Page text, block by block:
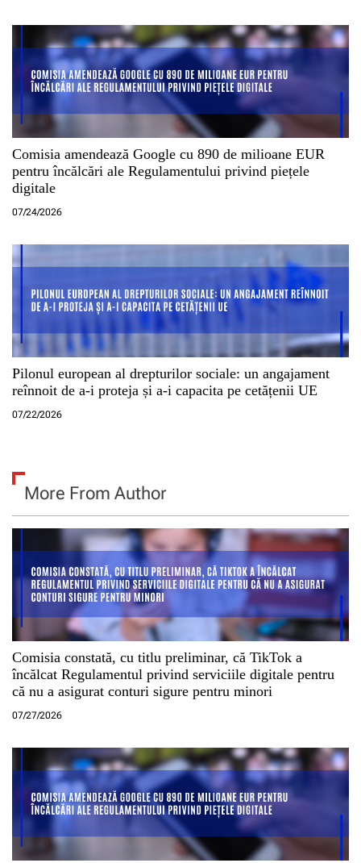
Comisia amendează Google cu 890 de milioane EUR
pentru încălcări ale Regulamentului privind piețele
digitale
07/24/2026
Pilonul european al drepturilor sociale: un angajament
reînnoit de a-i proteja și a-i capacita pe cetățenii UE
07/22/2026
More From Author
Comisia constată, cu titlu preliminar, că TikTok a
încălcat Regulamentul privind serviciile digitale pentru
că nu a asigurat conturi sigure pentru minori
07/27/2026